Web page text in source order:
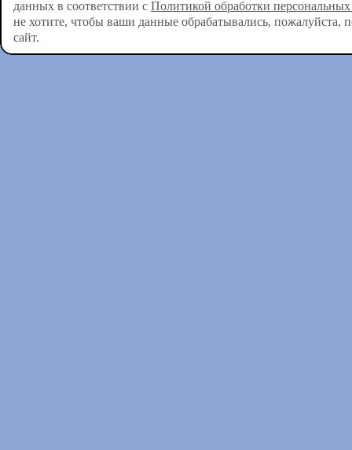
данных в соответствии с Политикой обработки
не хотите, чтобы ваши данные обрабатывались, пожалуйста,
сайт.